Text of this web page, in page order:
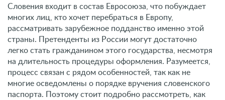
Словения входит в состав Евросоюза, что побуждает
многих лиц, кто хочет перебраться в Европу,
рассматривать зарубежное подданство именно этой
страны. Претенденты из России могут достаточно
легко стать гражданином этого государства, несмотря
на длительность процедуры оформления. Разумеется,
процесс связан с рядом особенностей, так как не
многие осведомлены о порядке вручения словенского
паспорта. Поэтому стоит подробно рассмотреть, как